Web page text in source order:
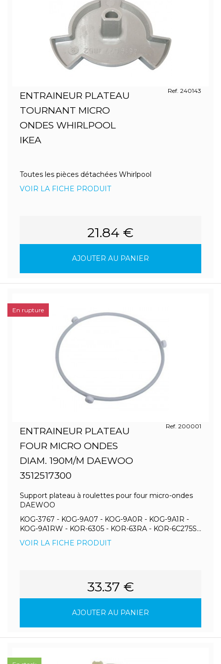
ENTRAINEUR PLATEAU
TOURNANT MICRO
ONDES WHIRLPOOL
IKEA
Ref. 240143
Toutes les pièces détachées Whirlpool
VOIR LA FICHE PRODUIT
21.84 €
AJOUTER AU PANIER
ENTRAINEUR PLATEAU
FOUR MICRO ONDES
DIAM. 190M/M DAEWOO
3512517300
Ref. 200001
Support plateau à roulettes pour four micro-ondes
DAEWOO
KOG-3767 - KOG-9A07 - KOG-9A0R - KOG-9A1R -
KOG-9A1RW - KOR-6305 - KOR-63RA - KOR-6C275S...
VOIR LA FICHE PRODUIT
33.37 €
AJOUTER AU PANIER
En rupture